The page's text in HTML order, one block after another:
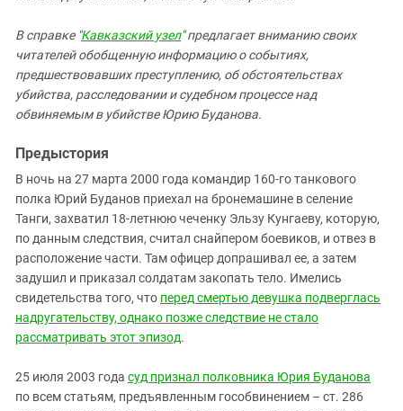
Чечня
Южная Осетия
Южный Кавказ
В справке "Кавказский узел" предлагает вниманию своих
читателей обобщенную информацию о событиях,
предшествовавших преступлению, об обстоятельствах
убийства, расследовании и судебном процессе над
обвиняемым в убийстве Юрию Буданова.
Предыстория
В ночь на 27 марта 2000 года командир 160-го танкового
полка Юрий Буданов приехал на бронемашине в селение
Танги, захватил 18-летнюю чеченку Эльзу Кунгаеву, которую,
по данным следствия, считал снайпером боевиков, и отвез в
расположение части. Там офицер допрашивал ее, а затем
задушил и приказал солдатам закопать тело. Имелись
свидетельства того, что перед смертью девушка подверглась
надругательству, однако позже следствие не стало
рассматривать этот эпизод.
25 июля 2003 года суд признал полковника Юрия Буданова
по всем статьям, предъявленным гособвинением – ст. 286